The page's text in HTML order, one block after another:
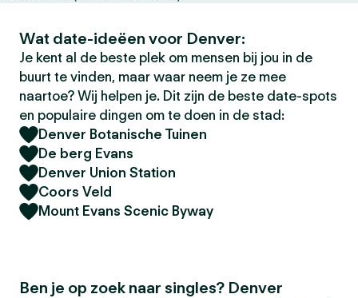
Wat date-ideëen voor Denver:
Je kent al de beste plek om mensen bij jou in de
buurt te vinden, maar waar neem je ze mee
naartoe? Wij helpen je. Dit zijn de beste date-spots
en populaire dingen om te doen in de stad:
Denver Botanische Tuinen
De berg Evans
Denver Union Station
Coors Veld
Mount Evans Scenic Byway
Ben je op zoek naar singles? Denver